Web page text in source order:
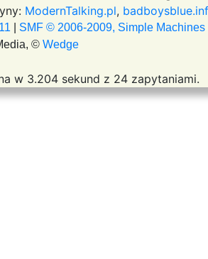
ModernTalking.pl,
SMF © 2006-2009, Simple Machines
© Wedge
w 3.204 sekund z 24 zapytaniami.